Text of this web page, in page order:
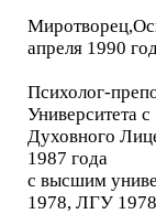
апреля 1990
Психолог-
Университета
Духовного
1987 года
с высшим
1978, ЛГУ